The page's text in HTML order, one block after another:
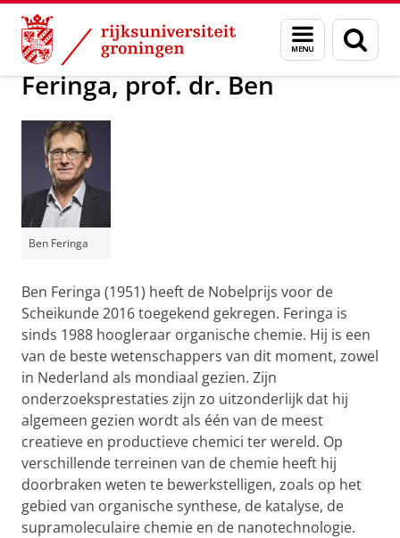
Skip
Content
Skip
Navigation
Menu
en
zoeken
Over ons Actueel Voor de pers
Feringa, prof. dr. Ben
Ben Feringa
Ben Feringa (1951) heeft de Nobelprijs voor de
Scheikunde 2016 toegekend gekregen. Feringa is
sinds 1988 hoogleraar organische chemie. Hij is een
van de beste wetenschappers van dit moment, zowel
in Nederland als mondiaal gezien. Zijn
onderzoeksprestaties zijn zo uitzonderlijk dat hij
algemeen gezien wordt als één van de meest
creatieve en productieve chemici ter wereld. Op
verschillende terreinen van de chemie heeft hij
doorbraken weten te bewerkstelligen, zoals op het
gebied van organische synthese, de katalyse, de
supramoleculaire chemie en de nanotechnologie.
Werken aan schone, slimme en circulaire